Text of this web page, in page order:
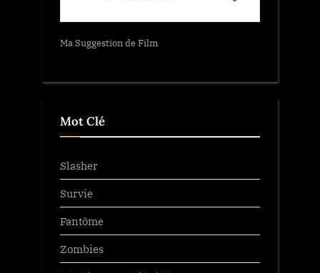
Ma Suggestion de Film
Mot Clé
Slasher
Survie
Fantôme
Zombies